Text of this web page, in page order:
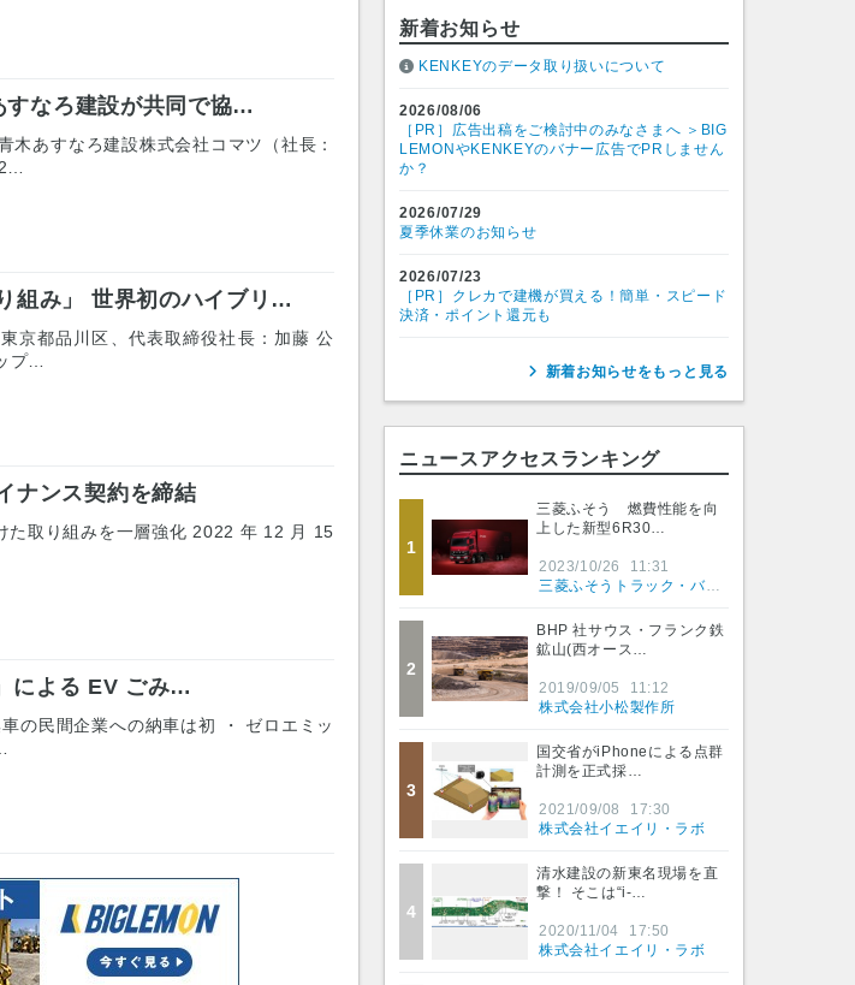
すなろ建設が共同で協…
あすなろ建設株式会社コマツ（社長：
組み」 世界初のハイブリ…
都品川区、代表取締役社長：加藤 公
プ…
ナンス契約を締結
た取り組みを一層強化 2022 年 12 月 15
による EV ごみ…
の民間企業への納車は初 ・ ゼロエミッ
新着お知らせ
KENKEYのデータ取り扱いについて
2026/08/06
［PR］広告出稿をご検討中のみなさまへ ＞BIG
LEMONやKENKEYのバナー広告でPRしません
か？
2026/07/29
夏季休業のお知らせ
2026/07/23
［PR］クレカで建機が買える！簡単・スピード
決済・ポイント還元も
新着お知らせをもっと見る
ニュースアクセスランキング
1
三菱ふそう 燃費性能を向
上した新型6R30…
2023/10/26
11:31
三菱ふそうトラック・バス株式会社
2
BHP 社サウス・フランク鉄
鉱山(西オース…
2019/09/05
11:12
株式会社小松製作所
3
国交省がiPhoneによる点群
計測を正式採…
2021/09/08
17:30
株式会社イエイリ・ラボ
4
清水建設の新東名現場を直
撃！ そこは“i-…
2020/11/04
17:50
株式会社イエイリ・ラボ